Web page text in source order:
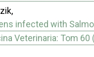
infected with
Veterinaria: Tom 60